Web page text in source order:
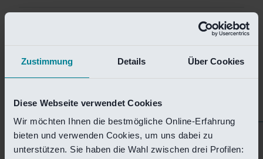
Zustimmung Details Über Cookies
Diese Webseite verwendet Cookies
Wir möchten Ihnen die bestmögliche Online-Erfahrung
bieten und verwenden Cookies, um uns dabei zu
unterstützen. Sie haben die Wahl zwischen drei Profilen:
Helaas is deze pagina